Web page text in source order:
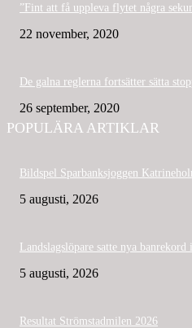
”Fint att få uppleva flytet några
22 november, 2020
De galna reglerna fortsätter sätta
26 september, 2020
POPULÄRA ARTIKLAR
Bildspel Sparbanksjoggen
5 augusti, 2026
Landslagslöpare satte nya
5 augusti, 2026
Resultat Strömstadmilen 2026